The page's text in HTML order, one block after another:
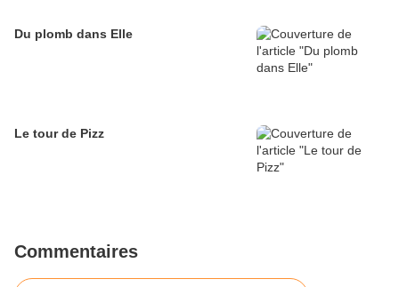
Du plomb dans Elle
Le tour de Pizz
Commentaires